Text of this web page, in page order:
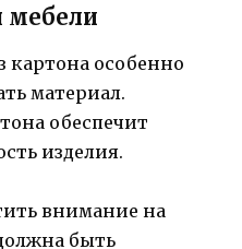
мебели
картона особенно
материал.
обеспечит
изделия.
внимание на
быть